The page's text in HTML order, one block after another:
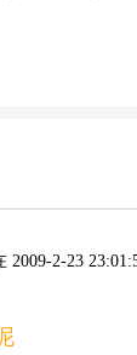
2009-2-23